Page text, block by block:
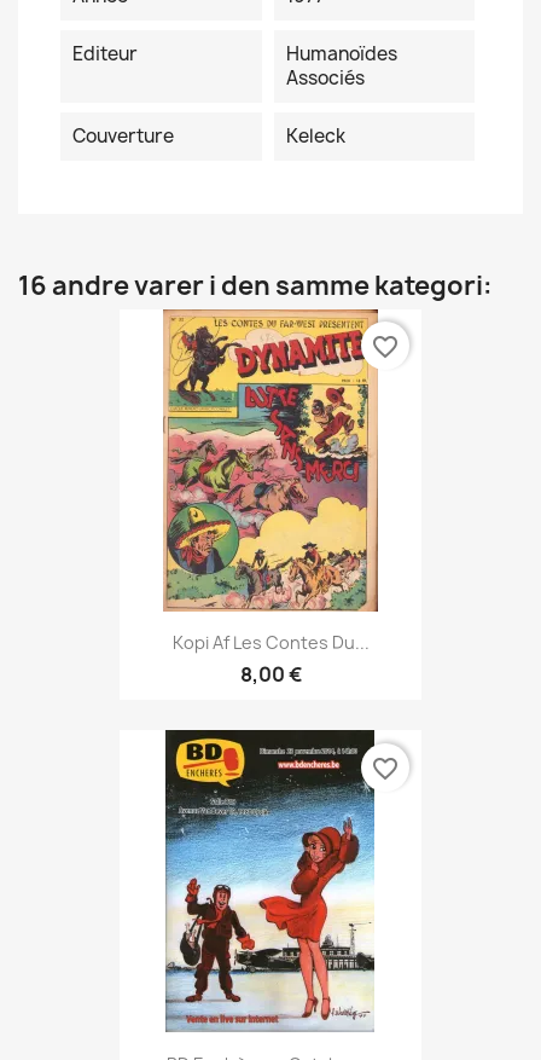
Editeur
Humanoïdes
Associés
Couverture Keleck
16 andre varer i den samme kategori:
Kopi Af Les Contes Du...
8,00 €
favorite_border
favorite_border